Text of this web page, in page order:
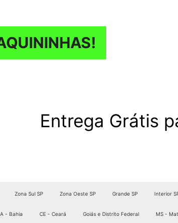
Entrega Grátis
Zona Sul SP Zona Oeste SP Grande SP Interior
- Bahia CE - Ceará Goiás e Distrito Federal MS -